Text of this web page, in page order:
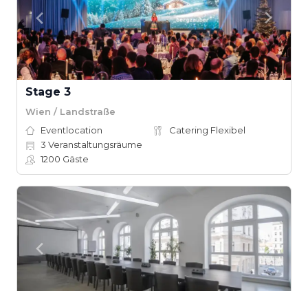
Stage 3
Wien / Landstraße
Eventlocation
Catering Flexibel
3 Veranstaltungsräume
1200 Gäste